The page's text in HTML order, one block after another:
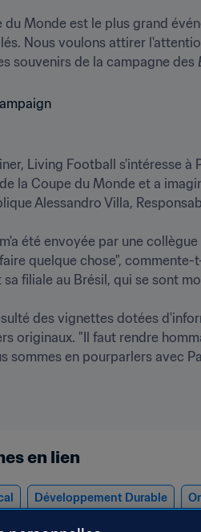
du Monde est le plus grand
Nous voulons attirer
souvenirs de la campagne des
Living Football s'intéresse à
la Coupe du Monde et a
Alessandro Villa,
été envoyée par une
quelque chose",
sa filiale au Brésil, qui se sont
des vignettes dotées
originaux. "Il faut rendre
en lien
Développement Durable